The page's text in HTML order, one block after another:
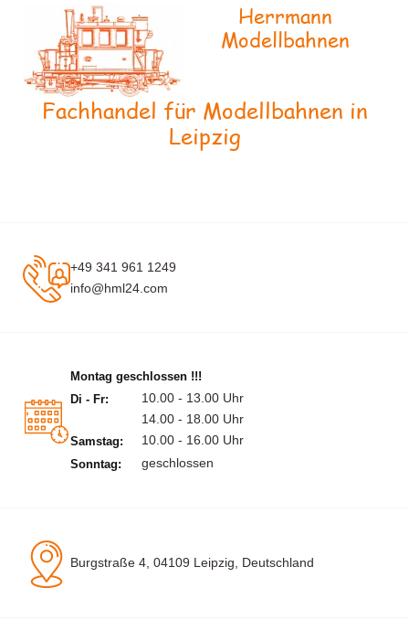
Herrmann
Modellbahnen
Fachhandel für Modellbahnen in
Leipzig
+49 341 961 1249
info@hml24.com
Montag geschlossen !!!
Di - Fr:
10.00 - 13.00 Uhr
14.00 - 18.00 Uhr
Samstag: 10.00 - 16.00 Uhr
Sonntag: geschlossen
Burgstraße 4, 04109 Leipzig, Deutschland